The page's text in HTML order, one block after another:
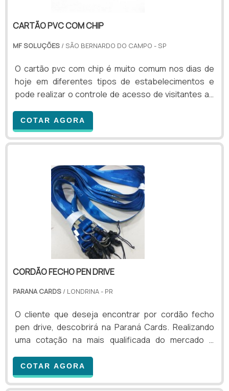
CARTÃO PVC COM CHIP
MF SOLUÇÕES / SÃO BERNARDO DO CAMPO - SP
O cartão pvc com chip é muito comum nos dias de
hoje em diferentes tipos de estabelecimentos e
pode realizar o controle de acesso de visitantes ao
catracas para que pessoas tenham acesso a
diferentes áreas e cômodos do local. Além disso,
pode mostrar, graças ao software de grande
pelo visitante e o horário que ele esteve por lá. Ou
seja, é uma ferramenta de suma importância para
conseguir aument.
COTAR AGORA
CORDÃO FECHO PEN DRIVE
PARANA CARDS / LONDRINA - PR
O cliente que deseja encontrar por cordão fecho
pen drive, descobrirá na Paraná Cards. Realizando
uma cotação na mais qualificada do mercado e
é cordão fecho pen drive, com os melhores
profissionais da Paraná Cards o cliente poderá
COTAR AGORA